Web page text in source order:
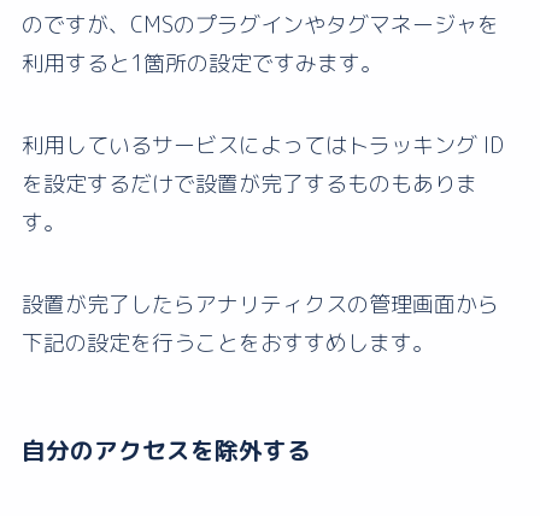
のですが、CMSのプラグインやタグマネージャを
利用すると1箇所の設定ですみます。
利用しているサービスによってはトラッキング ID
を設定するだけで設置が完了するものもありま
す。
設置が完了したらアナリティクスの管理画面から
下記の設定を行うことをおすすめします。
自分のアクセスを除外する